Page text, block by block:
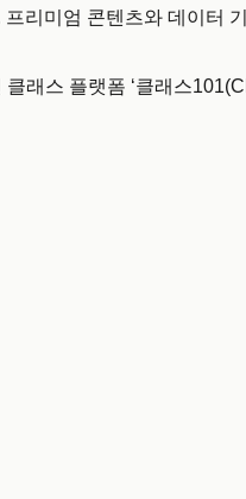
리미엄 콘텐츠와 데이터
스 플랫폼 ‘클래스